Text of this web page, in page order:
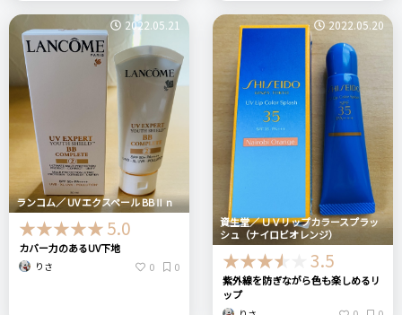
2022.05.21
ランコム／ UV エクスペール BBⅡ n
5.0
カバー力のあるUV下地
りさ 0 0
2022.05.20
資生堂／ ＵＶリップカラースプラッ
シュ（ナイロビオレンジ）
3.5
紫外線を防ぎながら色も楽しめるリ
ップ